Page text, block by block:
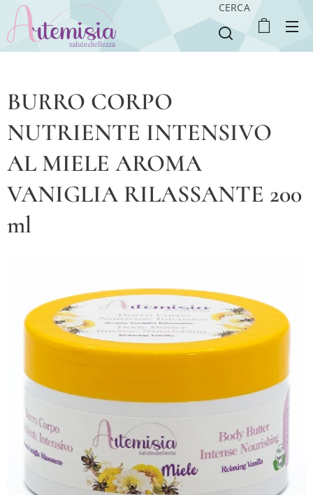
CERCA
BURRO CORPO
NUTRIENTE INTENSIVO
AL MIELE AROMA
VANIGLIA RILASSANTE 200
ml